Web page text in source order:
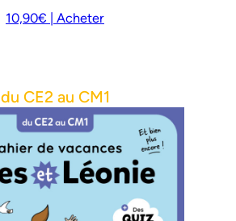
10,90€ | Acheter
du CE2 au CM1